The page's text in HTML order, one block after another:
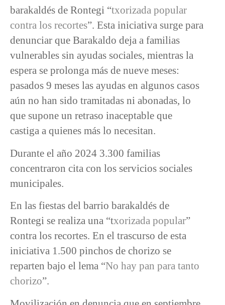
barakaldés de Rontegi “txorizada popular
contra los recortes”. Esta iniciativa surge para
denunciar que Barakaldo deja a familias
vulnerables sin ayudas sociales, mientras la
espera se prolonga más de nueve meses:
pasados 9 meses las ayudas en algunos casos
aún no han sido tramitadas ni abonadas, lo
que supone un retraso inaceptable que
castiga a quienes más lo necesitan.
Durante el año 2024 3.300 familias
concentraron cita con los servicios sociales
municipales.
En las fiestas del barrio barakaldés de
Rontegi se realiza una “txorizada popular”
contra los recortes. En el trascurso de esta
iniciativa 1.500 pinchos de chorizo se
reparten bajo el lema “No hay pan para tanto
chorizo”.